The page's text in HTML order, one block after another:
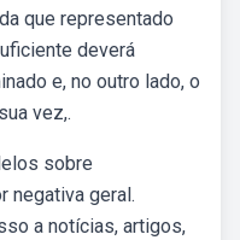
que representado
deverá
e, no outro lado, o
vez,.
sobre
negativa geral.
a notícias, artigos,